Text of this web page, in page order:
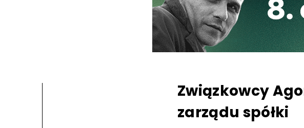
Związkowcy
zarządu spółki